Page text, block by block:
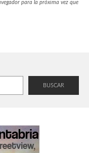
para la próxima vez que
BUSCAR